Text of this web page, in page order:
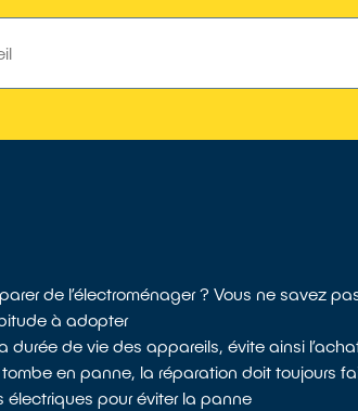
de l’électroménager ? Vous ne savez
à adopter
durée de vie des appareils, évite ainsi
en panne, la réparation doit toujours
électriques pour éviter la panne